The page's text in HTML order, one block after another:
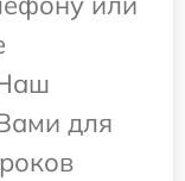
для